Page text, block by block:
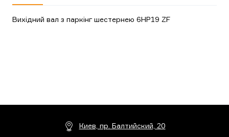
Вихідний вал з паркінг шестернею 6HP19 ZF
Киев, пр. Балтийский, 20